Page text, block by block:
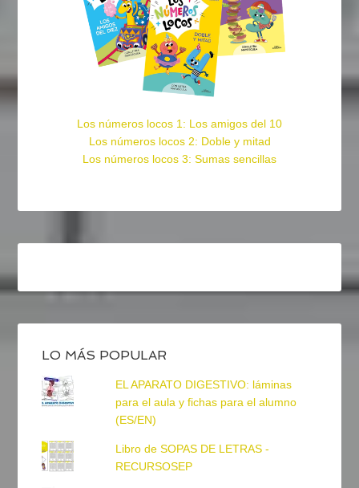
Los números locos 1: Los amigos del 10
Los números locos 2: Doble y mitad
Los números locos 3: Sumas sencillas
LO MÁS POPULAR
EL APARATO DIGESTIVO: láminas
para el aula y fichas para el alumno
(ES/EN)
Libro de SOPAS DE LETRAS -
RECURSOSEP